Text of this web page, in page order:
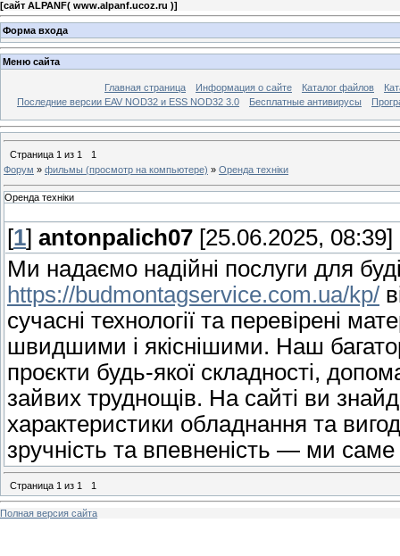
[сайт ALPANF( www.alpanf.ucoz.ru )]
Форма входа
Меню сайта
Главная страница Информация о сайте Каталог файлов
Последние версии EAV NOD32 и ESS NOD32 3.0
Бесплатные антивирусы
Страница 1 из 1
1
Форум » фильмы (просмотр на компьютере) » Оренда техніки
Оренда техніки
[1] antonpalich07 [25.06.2025, 08:39]
Ми надаємо надійні послуги для
https://budmontagservice.com.ua/kp/
сучасні технології та перевірені
швидшими і якіснішими. Наш
проєкти будь-якої складності,
зайвих труднощів. На сайті ви
характеристики обладнання та
зручність та впевненість — ми
Страница 1 из 1 1
Полная версия сайта